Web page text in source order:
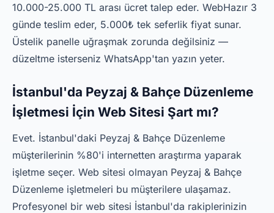
10.000-25.000 TL arası ücret talep eder. WebHazır 3
günde teslim eder, 5.000₺ tek seferlik fiyat sunar.
Üstelik panelle uğraşmak zorunda değilsiniz —
düzeltme isterseniz WhatsApp'tan yazın yeter.
İstanbul'da Peyzaj & Bahçe Düzenleme
İşletmesi İçin Web Sitesi Şart mı?
Evet. İstanbul'daki Peyzaj & Bahçe Düzenleme
müşterilerinin %80'i internetten araştırma yaparak
işletme seçer. Web sitesi olmayan Peyzaj & Bahçe
Düzenleme işletmeleri bu müşterilere ulaşamaz.
Profesyonel bir web sitesi İstanbul'da rakiplerinizin